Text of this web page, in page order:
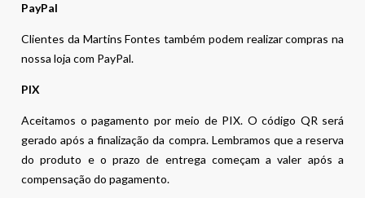
PayPal
Clientes da Martins Fontes também podem realizar compras na
nossa loja com PayPal.
PIX
Aceitamos o pagamento por meio de PIX. O código QR será
gerado após a finalização da compra. Lembramos que a reserva
do produto e o prazo de entrega começam a valer após a
compensação do pagamento.